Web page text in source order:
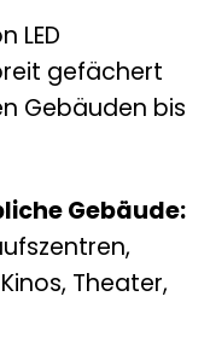
LED
gefächert
Gebäuden bis
Gebäude:
Theater,